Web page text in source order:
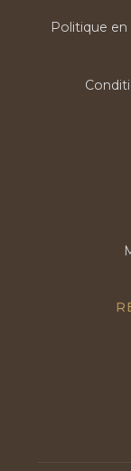
Politique